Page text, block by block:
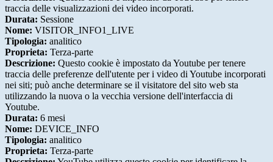
traccia delle visualizzazioni dei video incorporati.
Durata: Sessione
Nome: VISITOR_INFO1_LIVE
Tipologia: analitico
Proprieta: Terza-parte
Descrizione: Questo cookie è impostato da Youtube per tenere
traccia delle preferenze dell'utente per i video di Youtube incorporati
nei siti; può anche determinare se il visitatore del sito web sta
utilizzando la nuova o la vecchia versione dell'interfaccia di
Youtube.
Durata: 6 mesi
Nome: DEVICE_INFO
Tipologia: analitico
Proprieta: Terza-parte